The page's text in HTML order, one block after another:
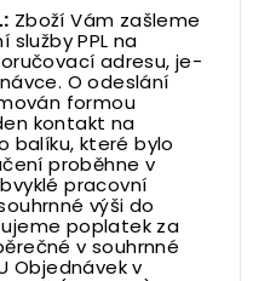
Zboží Vám zašleme
PPL na
adresu, je-
O odeslání
formou
kontakt na
balíku, které bylo
proběhne v
pracovní
výši do
poplatek za
v souhrnné
Objednávek v